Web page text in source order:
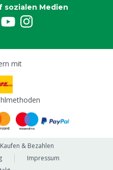
sozialen Medien
mit
Kaufen & Bezahlen
Impressum